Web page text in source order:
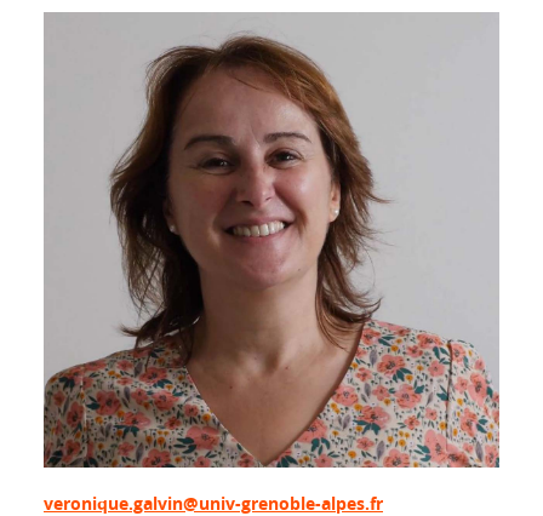
veronique.galvin@univ-grenoble-alpes.fr